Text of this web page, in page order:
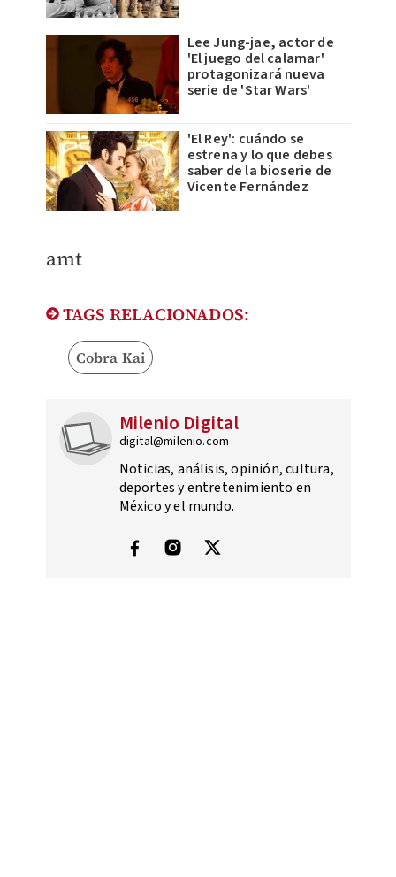
Lee Jung-jae, actor de
'El juego del calamar'
protagonizará nueva
serie de 'Star Wars'
'El Rey': cuándo se
estrena y lo que debes
saber de la bioserie de
Vicente Fernández
amt
TAGS RELACIONADOS:
Cobra Kai
Milenio Digital
digital@milenio.com
Noticias, análisis, opinión, cultura,
deportes y entretenimiento en
México y el mundo.